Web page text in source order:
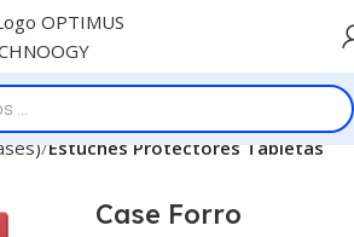
Estuches Protectores Tabletas
Case Forro